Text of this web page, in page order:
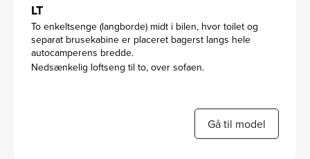
LT
To enkeltsenge (langborde) midt i bilen, hvor toilet og
separat brusekabine er placeret bagerst langs hele
autocamperens bredde.
Nedsænkelig loftseng til to, over sofaen.
Gå til model